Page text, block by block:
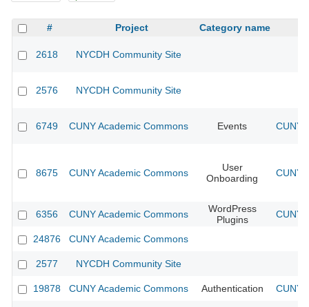
# Project Category name
2618 NYCDH Community Site
2576 NYCDH Community Site
6749 CUNY Academic Commons Events CUNY
8675 CUNY Academic Commons
User
Onboarding
CUNY
6356 CUNY Academic Commons
WordPress
Plugins
CUNY
24876 CUNY Academic Commons
2577 NYCDH Community Site
19878 CUNY Academic Commons Authentication CUNY